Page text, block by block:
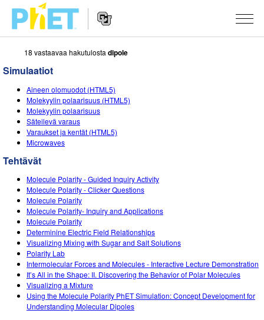
Search
PhET
Website
Navigation
SIMULAATIOT
All Sims
Fysiikka
Matematiikka
Kemia
Maantiede
Biologia
Käännetyt simulaatiot
Customizable Sims
STUDIO
About Studio
Customizable Sims
Start a Free Trial
Purchase a License
TEACHING
Selaa tehtäviä
Contribute an Activity
Activity Contribution Guidelines
Virtual Workshops
Professional Learning with PhET
Teaching with PhET
TUTKIMUS
INITIATIVES
Inclusive Design
PhET Global
Data Fluency
DEIB in STEM Ed
SceneryStack OSE
Impact Report
KIRJAUDU SISÄÄN / REKISTERÖIDY
KIRJAUDU SISÄÄN / REKISTERÖIDY
18 vastaavaa hakutulosta dipole
Simulaatiot
Aineen olomuodot (HTML5)
Molekyylin polaarisuus (HTML5)
Molekyylin polaarisuus
Säteilevä varaus
Varaukset ja kentät (HTML5)
Microwaves
Tehtävät
Molecule Polarity - Guided Inquiry Activity
Molecule Polarity - Clicker Questions
Molecule Polarity
Molecule Polarity- Inquiry and Applications
Molecule Polarity
Determinine Electric Field Relationships
Visualizing Mixing with Sugar and Salt Solutions
Polarity Lab
Intermolecular Forces and Molecules - Interactive Lecture Demonstration
It’s All in the Shape: II. Discovering the Behavior of Polar Molecules
Visualizing a Mixture
Using the Molecule Polarity PhET Simulation: Concept Development for
Understanding Molecular Dipoles